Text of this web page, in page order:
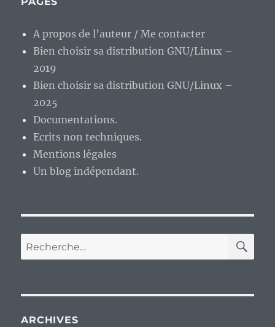
A propos de l’auteur / Me contacter
Bien choisir sa distribution GNU/Linux –
2019
Bien choisir sa distribution GNU/Linux –
2025
Documentations.
Ecrits non techniques.
Mentions légales
Un blog indépendant.
Recherche
pour :
ARCHIVES